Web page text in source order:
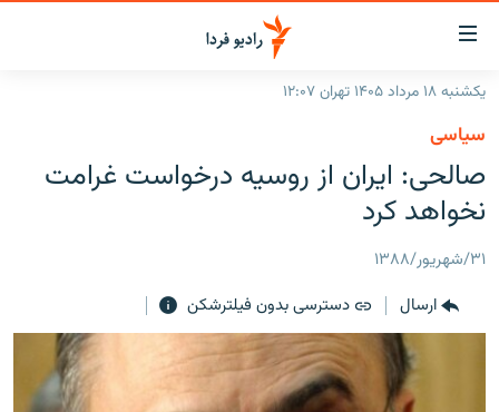
لینک‌های
قابلیت
دسترسی
بازگشت
منوی
اصلی
رفتن
به
صفحه
جستجو
ایران
جهان
برنامه‌های رادیویی
فرکانس‌ها
پادکست
چندرسانه‌ای
گزارش‌های تصویری
گزارش‌های ویدئویی
یکشنبه ۱۸ مرداد ۱۴۰۵ تهران ۱۲:۰۷
سیاسی
صالحی: ایران از روسیه درخواست غرامت
نخواهد کرد
۳۱/شهریور/۱۳۸۸
ارسال
دسترسی بدون فیلترشکن